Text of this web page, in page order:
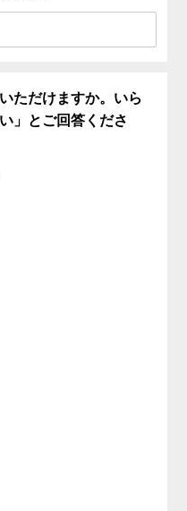
ただけますか。いら
」とご回答くださ